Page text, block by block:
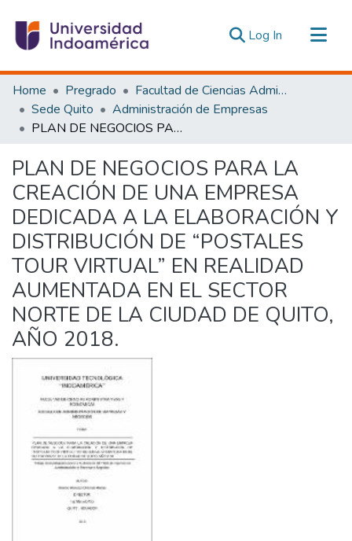
Log In (current)
Communities & Collections
All of DSpace
Statistics
Home Pregrado
Facultad de Ciencias Administrativas y Económicas
Sede Quito
Administración de Empresas
PLAN DE NEGOCIOS PARA LA CREACIÓN DE UNA EMPRESA DEDICADA A LA ELABORACIÓN Y DISTRIBUCIÓN DE “POSTALES TOUR VIRTUAL” EN REALIDAD AUMENTADA EN EL SECTOR NORTE DE LA CIUDAD DE QUITO, AÑO 2018.
PLAN DE NEGOCIOS PARA LA
CREACIÓN DE UNA EMPRESA
DEDICADA A LA ELABORACIÓN Y
DISTRIBUCIÓN DE “POSTALES
TOUR VIRTUAL” EN REALIDAD
AUMENTADA EN EL SECTOR
NORTE DE LA CIUDAD DE QUITO,
AÑO 2018.